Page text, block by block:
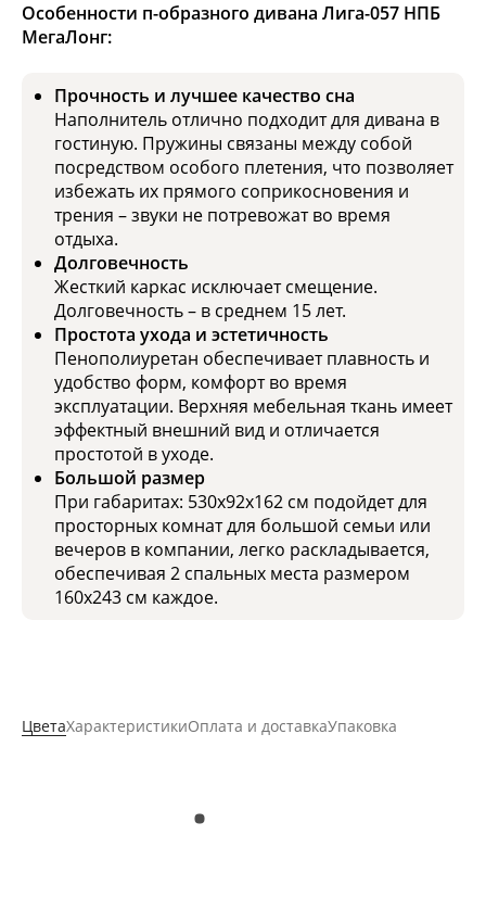
Особенности п-образного дивана Лига-057 НПБ
МегаЛонг:
Прочность и лучшее качество сна
Наполнитель отлично подходит для дивана в
гостиную. Пружины связаны между собой
посредством особого плетения, что позволяет
избежать их прямого соприкосновения и
трения – звуки не потревожат во время
отдыха.
Долговечность
Жесткий каркас исключает смещение.
Долговечность – в среднем 15 лет.
Простота ухода и эстетичность
Пенополиуретан обеспечивает плавность и
удобство форм, комфорт во время
эксплуатации. Верхняя мебельная ткань имеет
эффектный внешний вид и отличается
простотой в уходе.
Большой размер
При габаритах: 530x92x162 см подойдет для
просторных комнат для большой семьи или
вечеров в компании, легко раскладывается,
обеспечивая 2 спальных места размером
160x243 см каждое.
ЦветаХарактеристикиОплата и доставкаУпаковка